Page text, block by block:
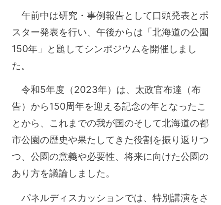
午前中は研究・事例報告として口頭発表とポ
スター発表を行い、午後からは「北海道の公園
150年」と題してシンポジウムを開催しまし
た。
令和5年度（2023年）は、太政官布達（布
告）から150周年を迎える記念の年となったこ
とから、これまでの我が国のそして北海道の都
市公園の歴史や果たしてきた役割を振り返りつ
つ、公園の意義や必要性、将来に向けた公園の
あり方を議論しました。
パネルディスカッションでは、特別講演をさ